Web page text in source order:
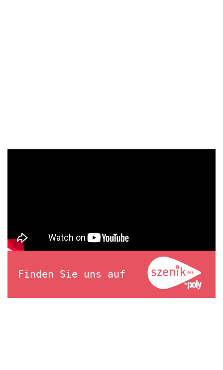
Finden Sie uns auf